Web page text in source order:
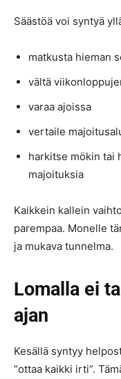
Säästöä voi syntyä
matkusta hieman
vältä
varaa ajoissa
vertaile
harkitse mökin tai
majoituksia
Kaikkein kallein
parempaa. Monelle
ja mukava tunnelma.
Lomalla ei
ajan
Kesällä syntyy
“ottaa kaikki irti”.